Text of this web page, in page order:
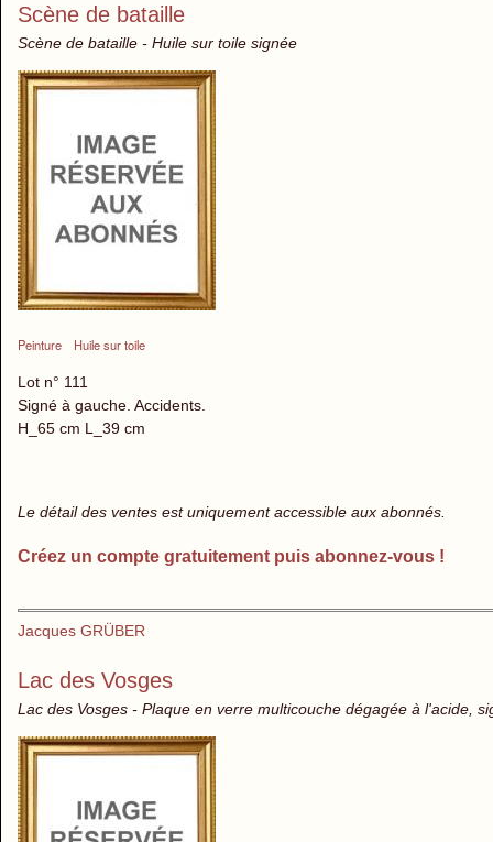
Scène de bataille
Scène de bataille - Huile sur toile signée
Peinture Huile sur toile
Lot n° 111
Signé à gauche. Accidents.
H_65 cm L_39 cm
Le détail des ventes est uniquement accessible aux abonnés.
Créez un compte gratuitement puis abonnez-vous !
Jacques GRÜBER
Lac des Vosges
Lac des Vosges - Plaque en verre multicouche dégagée à l'acide,